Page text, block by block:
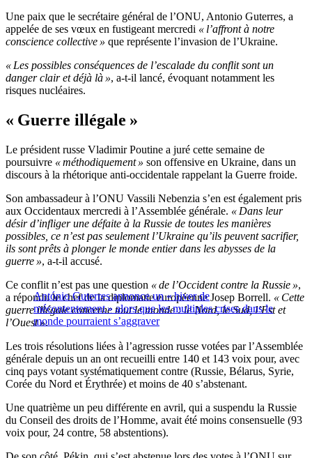
Une paix que le secrétaire général de l’ONU, Antonio Guterres, a
appelée de ses vœux en fustigeant mercredi « l’affront à notre
conscience collective » que représente l’invasion de l’Ukraine.
« Les possibles conséquences de l’escalade du conflit sont un
danger clair et déjà là », a-t-il lancé, évoquant notamment les
risques nucléaires.
« Guerre illégale »
Le président russe Vladimir Poutine a juré cette semaine de
poursuivre « méthodiquement » son offensive en Ukraine, dans un
discours à la rhétorique anti-occidentale rappelant la Guerre froide.
Son ambassadeur à l’ONU Vassili Nebenzia s’en est également pris
aux Occidentaux mercredi à l’Assemblée générale. « Dans leur
désir d’infliger une défaite à la Russie de toutes les manières
possibles, ce n’est pas seulement l’Ukraine qu’ils peuvent sacrifier,
ils sont prêts à plonger le monde entier dans les abysses de la
guerre », a-t-il accusé.
António Guterres annonce un « hiver de
mécontentement » alors que les multiples crises dans le
monde pourraient s’aggraver
Ce conflit n’est pas une question « de l’Occident contre la Russie »,
a répondu le chef de la diplomatie européenne Josep Borrell. « Cette
guerre illégale concerne tout le monde : le Nord, le Sud, l’Est et
l’Ouest ».
Les trois résolutions liées à l’agression russe votées par l’Assemblée
générale depuis un an ont recueilli entre 140 et 143 voix pour, avec
cinq pays votant systématiquement contre (Russie, Bélarus, Syrie,
Corée du Nord et Érythrée) et moins de 40 s’abstenant.
Une quatrième un peu différente en avril, qui a suspendu la Russie
du Conseil des droits de l’Homme, avait été moins consensuelle (93
voix pour, 24 contre, 58 abstentions).